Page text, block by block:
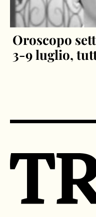
Oroscopo
3-9 luglio,